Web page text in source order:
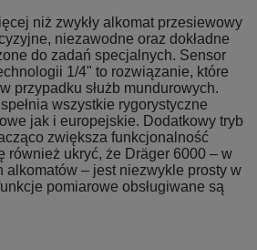
niż zwykły alkomat przesiewowy
niezawodne oraz dokładne
do zadań specjalnych. Sensor
1/4" to rozwiązanie, które
przypadku służb mundurowych.
wszystkie rygorystyczne
jak i europejskie. Dodatkowy tryb
zwiększa funkcjonalność
również ukryć, że Dräger 6000 – w
alkomatów – jest niezwykle prosty w
pomiarowe obsługiwane są